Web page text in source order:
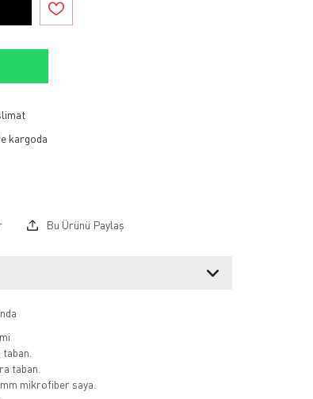
kargoda
Bu Ürünü Paylaş
taban.
mikrofiber saya.